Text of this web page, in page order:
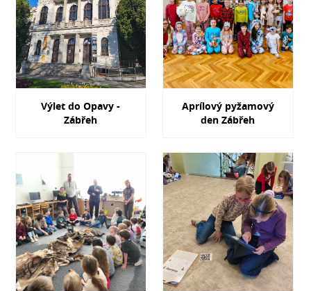
Výlet do Opavy -
Zábřeh
Aprílový pyžamový
den Zábřeh